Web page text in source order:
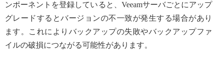
ンポーネントを登録していると、Veeamサーバごとにアップ
グレードするとバージョンの不一致が発生する場合があり
ます。これによりバックアップの失敗やバックアップファ
イルの破損につながる可能性があります。